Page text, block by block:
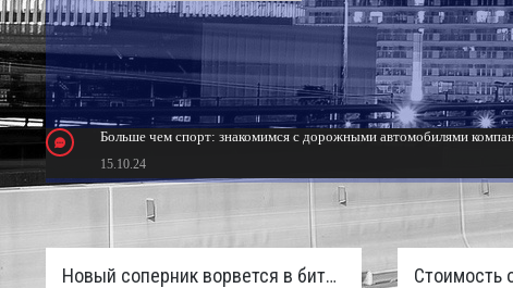
Больше чем спорт: знакомимся с дорожными автомобилями
15.10.24
Тюнинг Mitsubishi Eclipse. Самый быстрый передний привод
Новый соперник ворвется в битву пикапов: Sinotruk S7 с дизелем и 4×4 готовят к старту в России